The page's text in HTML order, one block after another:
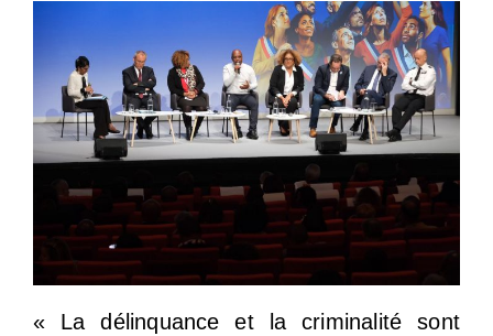
« La délinquance et la criminalité sont